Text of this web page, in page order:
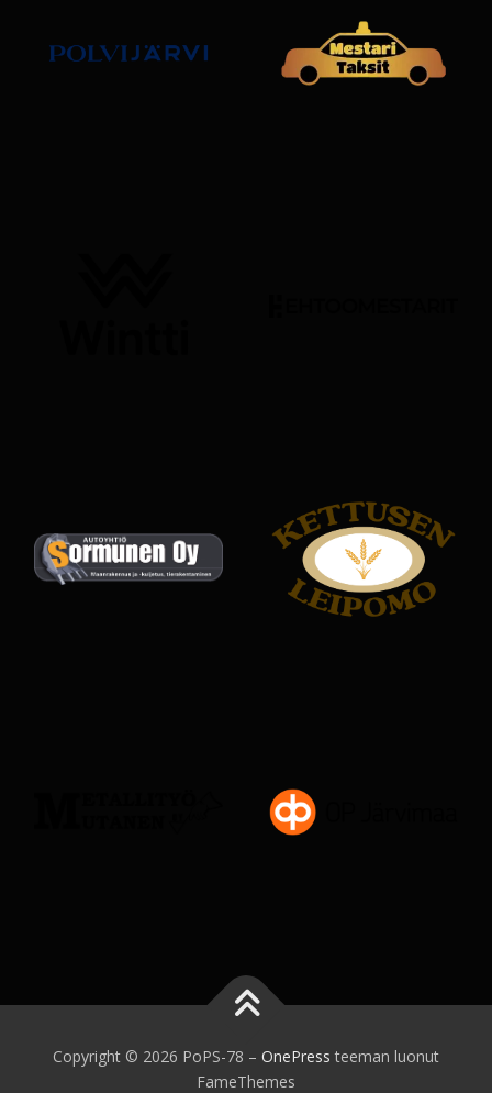
Copyright © 2026 PoPS-78 – OnePress teeman luonut
FameThemes